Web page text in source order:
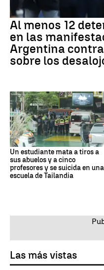
Al menos 12
en las
Argentina
sobre los
Un estudiante mata a tiros a
sus abuelos y a cinco
profesores y se suicida en una
escuela de Tailandia
Las más vistas